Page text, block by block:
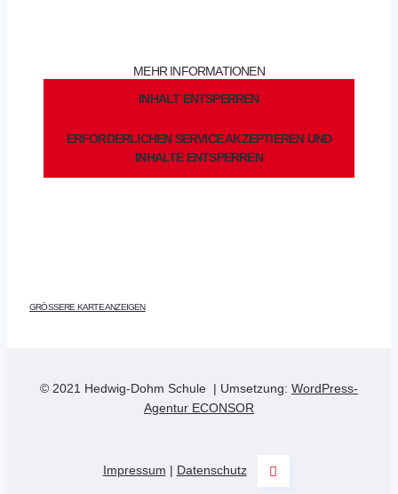
MEHR INFORMATIONEN
INHALT ENTSPERREN
ERFORDERLICHEN SERVICE AKZEPTIEREN UND
INHALTE ENTSPERREN
GRÖSSERE KARTE ANZEIGEN
© 2021 Hedwig-Dohm Schule | Umsetzung: WordPress-
Agentur ECONSOR
Impressum | Datenschutz